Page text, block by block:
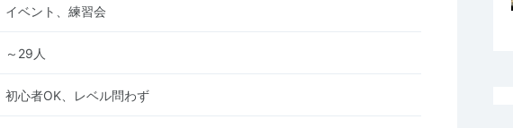
イベント、練習会
～29人
初心者OK、レベル問わず